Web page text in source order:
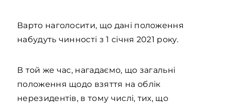
Варто наголосити, що дані положення
набудуть чинності з 1 січня 2021 року.
В той же час, нагадаємо, що загальні
положення щодо взяття на облік
нерезидентів, в тому числі, тих, що